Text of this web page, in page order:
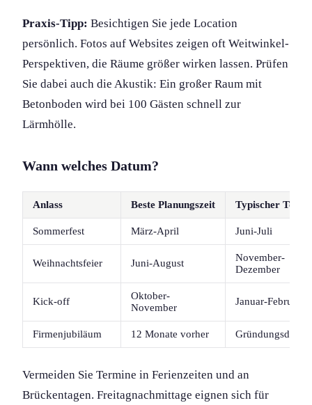
Praxis-Tipp: Besichtigen Sie jede Location
persönlich. Fotos auf Websites zeigen oft Weitwinkel-
Perspektiven, die Räume größer wirken lassen. Prüfen
Sie dabei auch die Akustik: Ein großer Raum mit
Betonboden wird bei 100 Gästen schnell zur
Lärmhölle.
Wann welches Datum?
Anlass Beste Planungszeit Typischer
Sommerfest März-April Juni-Juli
Weihnachtsfeier Juni-August
November-
Dezember
Kick-off
Oktober-
November
Januar-Februar
Firmenjubiläum 12 Monate vorher Gründungsdatum
Vermeiden Sie Termine in Ferienzeiten und an
Brückentagen. Freitagnachmittage eignen sich für